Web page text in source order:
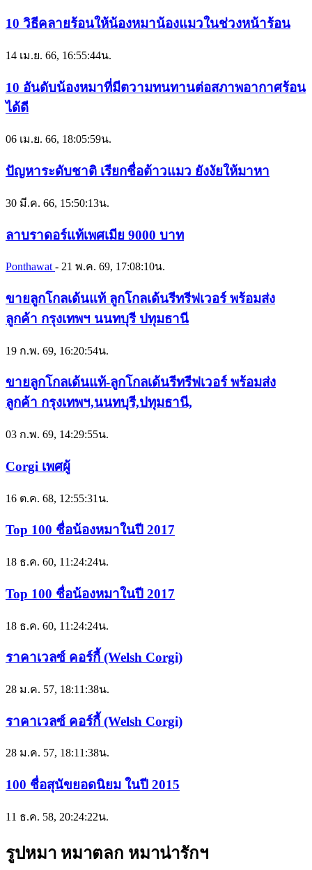
10 วิธีคลายร้อนให้น้องหมาน้องแมวในช่วงหน้าร้อน
14 เม.ย. 66, 16:55:44น.
10 อันดับน้องหมาที่มีตวามทนทานต่อสภาพอากาศร้อน
ได้ดี
06 เม.ย. 66, 18:05:59น.
ปัญหาระดับชาติ เรียกชื่อต้าวแมว ยังงัยให้มาหา
30 มี.ค. 66, 15:50:13น.
ลาบราดอร์แท้เพศเมีย 9000 บาท
Ponthawat - 21 พ.ค. 69, 17:08:10น.
ขายลูกโกลเด้นแท้ ลูกโกลเด้นรีทรีฟเวอร์ พร้อมส่ง
ลูกค้า กรุงเทพฯ นนทบุรี ปทุมธานี
19 ก.พ. 69, 16:20:54น.
ขายลูกโกลเด้นแท้-ลูกโกลเด้นรีทรีฟเวอร์ พร้อมส่ง
ลูกค้า กรุงเทพฯ,นนทบุรี,ปทุมธานี,
03 ก.พ. 69, 14:29:55น.
Corgi เพศผู้
16 ต.ค. 68, 12:55:31น.
Top 100 ชื่อน้องหมาในปี 2017
18 ธ.ค. 60, 11:24:24น.
Top 100 ชื่อน้องหมาในปี 2017
18 ธ.ค. 60, 11:24:24น.
ราคาเวลซ์ คอร์กี้ (Welsh Corgi)
28 ม.ค. 57, 18:11:38น.
ราคาเวลซ์ คอร์กี้ (Welsh Corgi)
28 ม.ค. 57, 18:11:38น.
100 ชื่อสุนัขยอดนิยม ในปี 2015
11 ธ.ค. 58, 20:24:22น.
รูปหมา หมาตลก หมาน่ารักฯ